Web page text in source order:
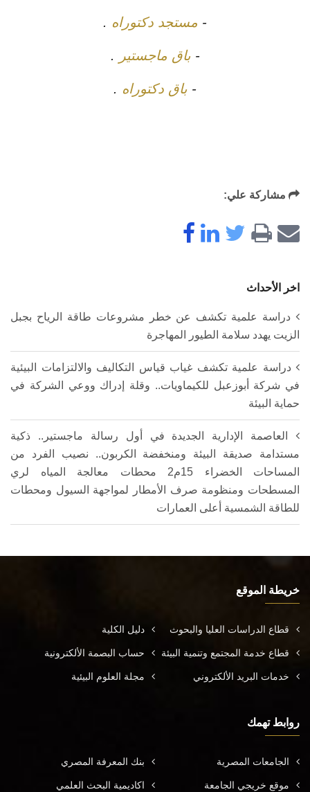
- مستجد دكتوراه .
-باق ماجستير .
- باق دكتوراه .
مشاركة علي:
اخر الأحداث
دراسة علمية تكشف عن خطر مشروعات طاقة الرياح بجبل
الزيت يهدد سلامة الطيور المهاجرة
دراسة علمية تكشف غياب قياس التكاليف والالتزامات البيئية
في شركة أبوزعبل للكيماويات.. وقلة إدراك ووعي الشركة في
حماية البيئة
العاصمة الإدارية الجديدة في أول رسالة ماجستير.. ذكية
مستدامة صديقة البيئة ومنخفضة الكربون.. نصيب الفرد من
المساحات الخضراء 15م2 محطات معالجة المياه لري
المسطحات ومنظومة صرف الأمطار لمواجهة السيول ومحطات
للطاقة الشمسية أعلى العمارات
خريطة الموقع
قطاع الدراسات العليا والبحوث دليل الكلية
قطاع خدمة المجتمع وتنمية البيئة حساب البصمة الألكترونية
خدمات البريد الألكتروني مجلة العلوم البيئية
روابط تهمك
الجامعات المصرية بنك المعرفة المصري
موقع خريجي الجامعة اكاديمية البحث العلمي